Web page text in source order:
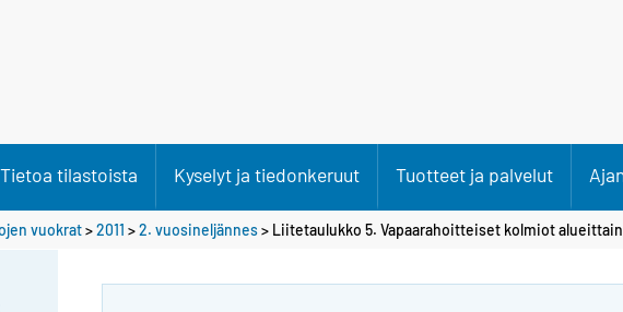
Tietoa tilastoista Kyselyt ja tiedonkeruut Tuotteet ja palvelut
vuokrat>2011 >2. vuosineljännes> Liitetaulukko 5. Vapaarahoitteiset kolmiot